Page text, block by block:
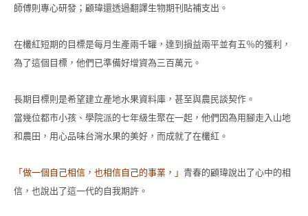
師傅則專心研發；顧瑋還透過翻譯生物期刊貼補支出。
在欉紅短期的目標是每月生產兩千罐，達到損益兩平並有五％的獲利，
為了這個目標，他們已準備好增資為三百萬元。
長期目標則是希望建立產地水果資料庫 ，甚至與農民談契作。
當幾位都市小孩、學院派的七年級生聚在一起，他們因為用腳走入山地
和農田，用心品味台灣水果的美好，而成就了在欉紅。
「做一個自己相信，也相信自己的事業，」 青春的顧瑋說出了心中的相
信，也說出了這一代的自我期許。